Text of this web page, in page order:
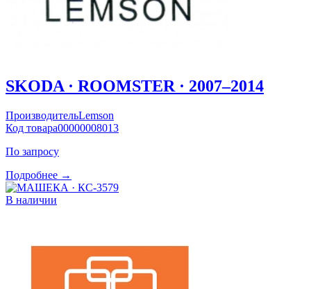
SKODA · ROOMSTER · 2007–2014
ПроизводительLemson
Код товара00000008013
По запросу
Подробнее →
В наличии